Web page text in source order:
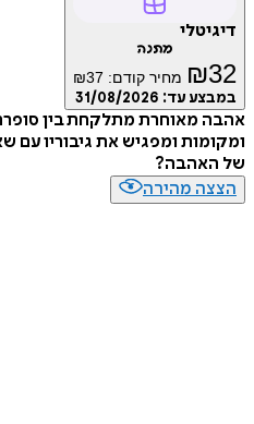
דיגיטלי
מתנה
₪32 מחיר קודם: ₪37
במבצע עד: 31/08/2026
אהבה מאוחרת מתלקחת בין סופרת
ומקומות ומפגיש את גיבוריו
של האהבה?
הצצה מהירה